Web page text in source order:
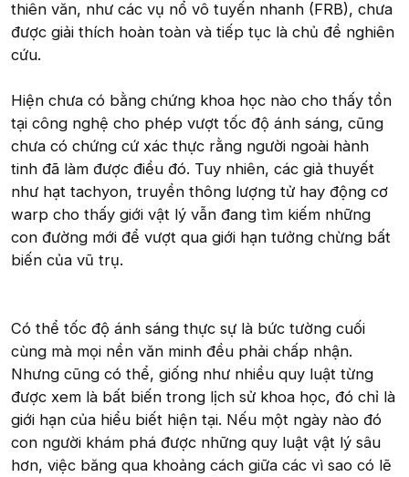
thiên văn, như các vụ nổ vô tuyến nhanh (FRB), chưa
được giải thích hoàn toàn và tiếp tục là chủ đề nghiên
cứu.
Hiện chưa có bằng chứng khoa học nào cho thấy tồn
tại công nghệ cho phép vượt tốc độ ánh sáng, cũng
chưa có chứng cứ xác thực rằng người ngoài hành
tinh đã làm được điều đó. Tuy nhiên, các giả thuyết
như hạt tachyon, truyền thông lượng tử hay động cơ
warp cho thấy giới vật lý vẫn đang tìm kiếm những
con đường mới để vượt qua giới hạn tưởng chừng bất
biến của vũ trụ.
Có thể tốc độ ánh sáng thực sự là bức tường cuối
cùng mà mọi nền văn minh đều phải chấp nhận.
Nhưng cũng có thể, giống như nhiều quy luật từng
được xem là bất biến trong lịch sử khoa học, đó chỉ là
giới hạn của hiểu biết hiện tại. Nếu một ngày nào đó
con người khám phá được những quy luật vật lý sâu
hơn, việc băng qua khoảng cách giữa các vì sao có lẽ